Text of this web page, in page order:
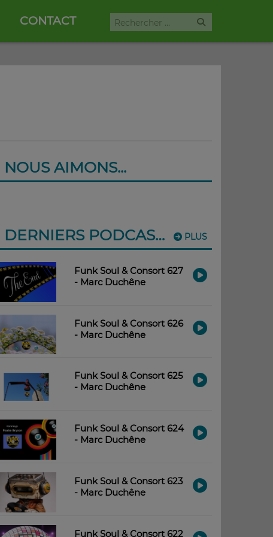
CONTACT
NOUS AIMONS...
PLUS
DERNIERS PODCASTS
Funk Soul & Consort 627
- Marc Duchêne
Funk Soul & Consort 626
- Marc Duchêne
Funk Soul & Consort 625
- Marc Duchêne
Funk Soul & Consort 624
- Marc Duchêne
Funk Soul & Consort 623
- Marc Duchêne
Funk Soul & Consort 622